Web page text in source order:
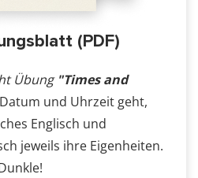
(PDF)
Übung "Times and
und Uhrzeit geht,
Englisch und
jeweils ihre Eigenheiten.